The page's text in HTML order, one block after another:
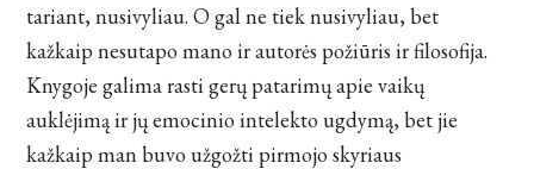
tariant, nusivyliau. O gal ne tiek nusivyliau, bet
kažkaip nesutapo mano ir autorės požiūris ir filosofija.
Knygoje galima rasti gerų patarimų apie vaikų
auklėjimą ir jų emocinio intelekto ugdymą, bet jie
kažkaip man buvo užgožti pirmojo skyriaus